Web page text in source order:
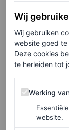
Het resultaat is
silhouet van
elke
waarderen.
kristallen,
Aan de rand
Rose in Harlem
Wij
Wij gebruiken
website goed
Deze cookies
te herleiden tot
Werking van
Werking
website.